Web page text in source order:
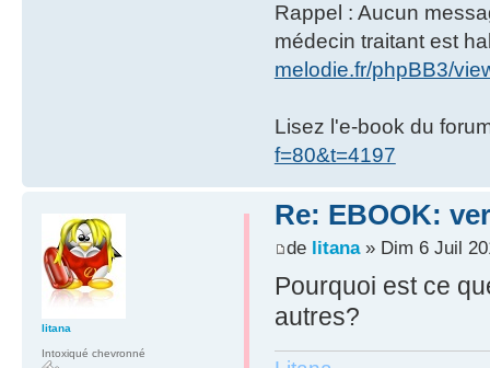
Rappel : Aucun
médecin traitant est
melodie.fr/phpBB3/
Lisez l'e-book du
f=80&t=4197
Re: EBOOK:
de litana» Dim 6 Juil
Pourquoi est ce
autres?
litana
Intoxiqué chevronné